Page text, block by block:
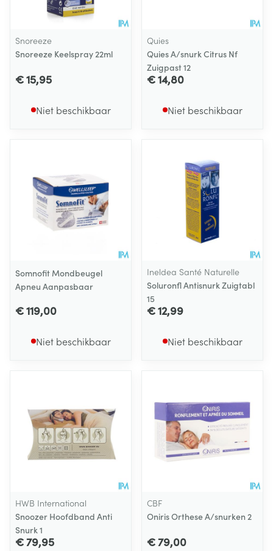
Snoreeze
Snoreeze Keelspray 22ml
€ 15,95
Niet beschikbaar
Quies
Quies A/snurk Citrus Nf
Zuigpast 12
€ 14,80
Niet beschikbaar
Somnofit Mondbeugel
Apneu Aanpasbaar
€ 119,00
Niet beschikbaar
Ineldea Santé Naturelle
Soluronfl Antisnurk Zuigtabl
15
€ 12,99
Niet beschikbaar
HWB International
Snoozer Hoofdband Anti
Snurk 1
€ 79,95
CBF
Oniris Orthese A/snurken 2
€ 79,00